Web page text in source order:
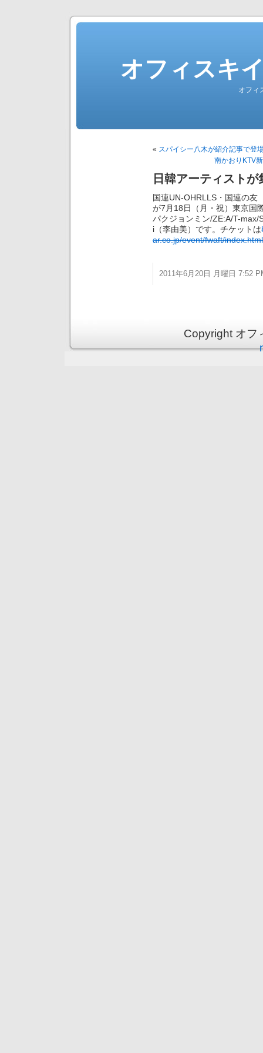
オフィスキ
オフィ
« スパイシー八木が紹介記事で登
南かおりKTV
日韓アーティスト
国連UN-OHRLLS・国連の
が7月18日（月・祝）東京
パクジョンミン/ZE:A/T-max/
i（李由美）です。チケットは
ar.co.jp/event/fwaft/index.html
2011年6月20日 月曜日 7:52
Copyright オ